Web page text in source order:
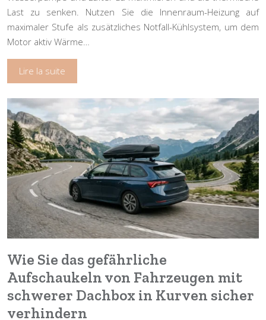
Last zu senken. Nutzen Sie die Innenraum-Heizung auf
maximaler Stufe als zusätzliches Notfall-Kühlsystem, um dem
Motor aktiv Wärme…
Lire la suite
Wie Sie das gefährliche
Aufschaukeln von Fahrzeugen mit
schwerer Dachbox in Kurven sicher
verhindern